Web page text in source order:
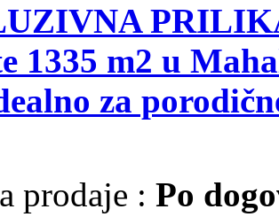
1335 m2 u
za
prodaje : Po